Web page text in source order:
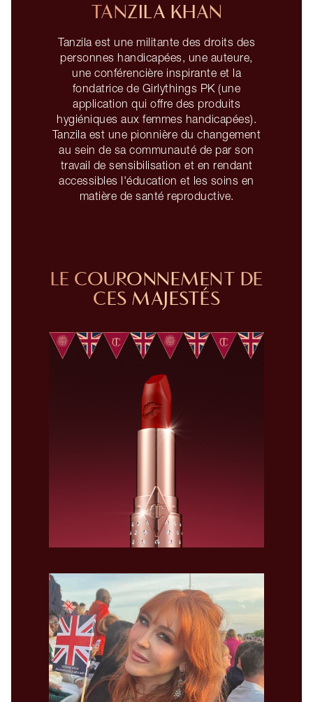
TANZILA KHAN
Tanzila est une militante des droits des
personnes handicapées, une auteure,
une conférencière inspirante et la
fondatrice de Girlythings PK (une
application qui offre des produits
hygiéniques aux femmes handicapées).
Tanzila est une pionnière du changement
au sein de sa communauté de par son
travail de sensibilisation et en rendant
accessibles l'éducation et les soins en
matière de santé reproductive.
LE COURONNEMENT DE
CES MAJESTÉS